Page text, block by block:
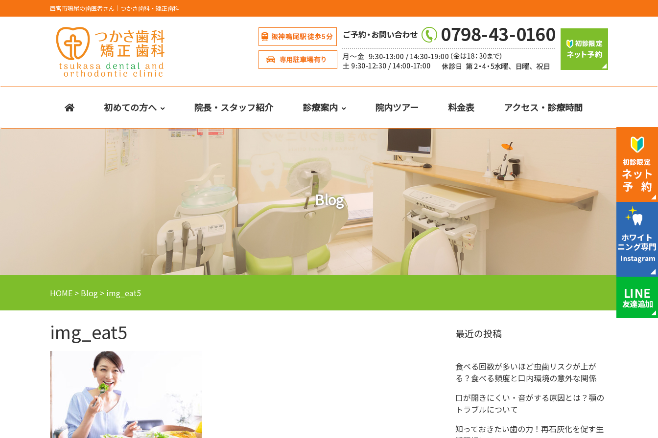
to
西宮市鳴尾の歯医者さん｜つかさ歯科・矯正歯科
初めての方へ 院長・スタッフ紹介 診療案内 院内ツアー 料金表 アクセス・診療時間
Blog
HOME > Blog > img_eat5
img_eat5 最近の投稿
食べる回数が多いほど虫歯リスクが上が
る？食べる頻度と口内環境の意外な関係
口が開きにくい・音がする原因とは？顎の
トラブルについて
知っておきたい歯の力！再石灰化を促す生